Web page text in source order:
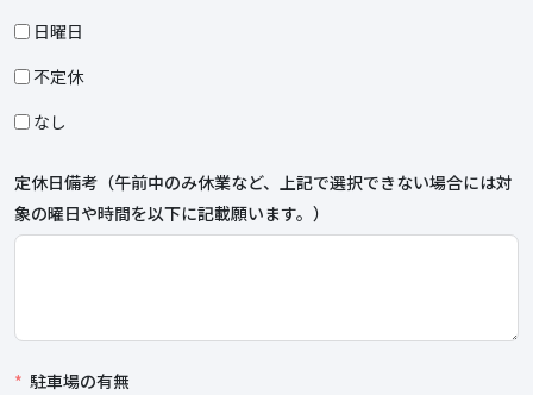
日曜日
不定休
なし
定休日備考（午前中のみ休業など、上記で選択できない場合には対
象の曜日や時間を以下に記載願います。）
駐車場の有無